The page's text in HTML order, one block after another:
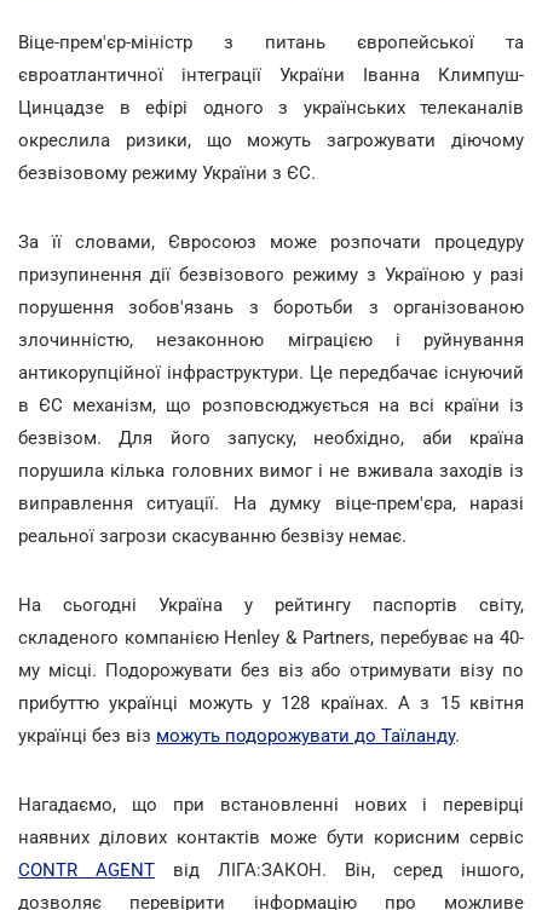
Віце-прем'єр-міністр з питань європейської та
євроатлантичної інтеграції України Іванна Климпуш-
Цинцадзе в ефірі одного з українських телеканалів
окреслила ризики, що можуть загрожувати діючому
безвізовому режиму України з ЄС.
За її словами, Євросоюз може розпочати процедуру
призупинення дії безвізового режиму з Україною у разі
порушення зобов'язань з боротьби з організованою
злочинністю, незаконною міграцією і руйнування
антикорупційної інфраструктури. Це передбачає існуючий
в ЄС механізм, що розповсюджується на всі країни із
безвізом. Для його запуску, необхідно, аби країна
порушила кілька головних вимог і не вживала заходів із
виправлення ситуації. На думку віце-прем'єра, наразі
реальної загрози скасуванню безвізу немає.
На сьогодні Україна у рейтингу паспортів світу,
складеного компанією Henley & Partners, перебуває на 40-
му місці. Подорожувати без віз або отримувати візу по
прибуттю українці можуть у 128 країнах. А з 15 квітня
українці без віз можуть подорожувати до Таїланду.
Нагадаємо, що при встановленні нових і перевірці
наявних ділових контактів може бути корисним сервіс
CONTR AGENT від ЛІГА:ЗАКОН. Він, серед іншого,
дозволяє перевірити інформацію про можливе